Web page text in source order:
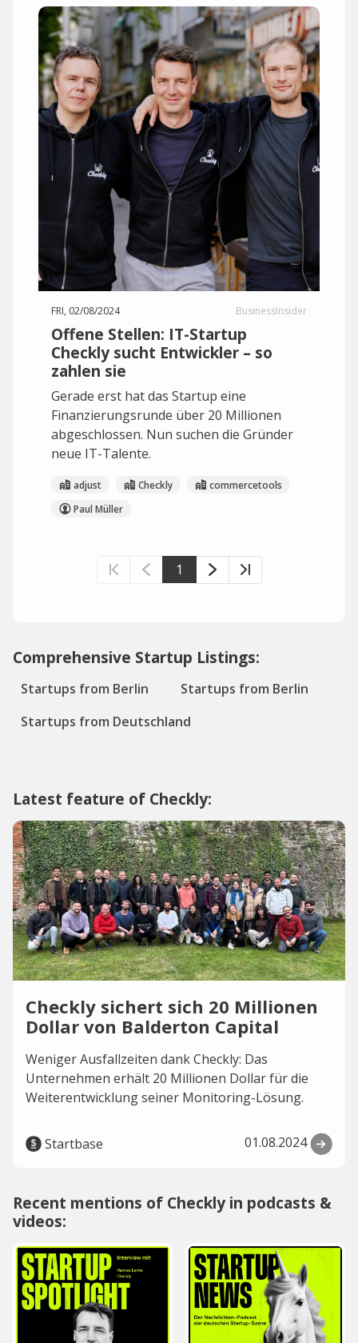
FRI, 02/08/2024 BusinessInsider
Offene Stellen: IT-Startup
Checkly sucht Entwickler – so
zahlen sie
Gerade erst hat das Startup eine
Finanzierungsrunde über 20 Millionen
abgeschlossen. Nun suchen die Gründer
neue IT-Talente.
adjust Checkly
commercetools
Paul Müller
1
Comprehensive Startup Listings:
Startups from Berlin
Startups from Berlin
Startups from Deutschland
Latest feature of Checkly:
Checkly sichert sich 20 Millionen
Dollar von Balderton Capital
Weniger Ausfallzeiten dank Checkly: Das
Unternehmen erhält 20 Millionen Dollar für die
Weiterentwicklung seiner Monitoring-Lösung.
Startbase 01.08.2024
Recent mentions of Checkly in podcasts &
videos: